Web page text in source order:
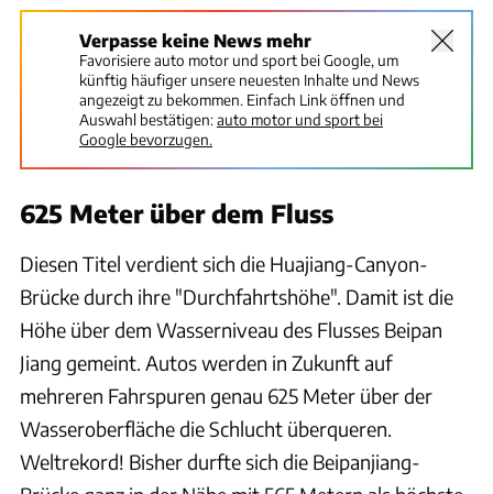
Verpasse keine News mehr
Favorisiere auto motor und sport bei Google, um
künftig häufiger unsere neuesten Inhalte und News
angezeigt zu bekommen. Einfach Link öffnen und
Auswahl bestätigen:auto motor und sport bei
Google bevorzugen.
625 Meter über dem Fluss
Diesen Titel verdient sich die Huajiang-Canyon-
Brücke durch ihre "Durchfahrtshöhe". Damit ist die
Höhe über dem Wasserniveau des Flusses Beipan
Jiang gemeint. Autos werden in Zukunft auf
mehreren Fahrspuren genau 625 Meter über der
Wasseroberfläche die Schlucht überqueren.
Weltrekord! Bisher durfte sich die Beipanjiang-